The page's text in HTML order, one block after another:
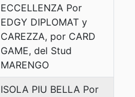
ECCELLENZA Por
EDGY DIPLOMAT y
CAREZZA, por CARD
GAME, del Stud
MARENGO
ISOLA PIU BELLA Por